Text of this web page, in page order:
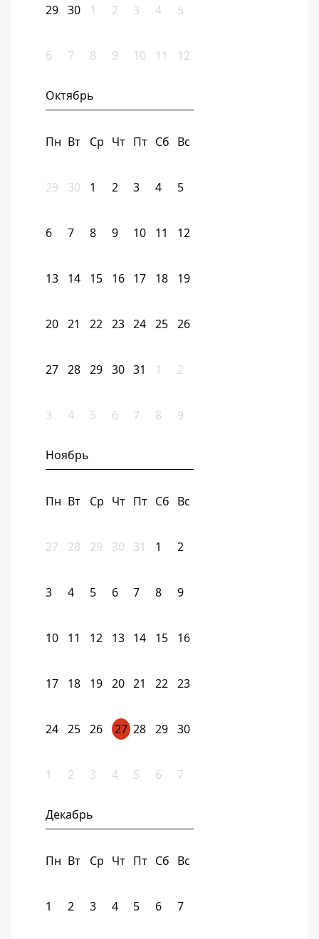
29 30 1 2 3 4 5
6 7 8 9 10 11 12
Октябрь
Пн Вт Ср Чт Пт Сб Вс
29 30 1 2 3 4 5
6 7 8 9 10 11 12
13 14 15 16 17 18 19
20 21 22 23 24 25 26
27 28 29 30 31 1 2
3 4 5 6 7 8 9
Ноябрь
Пн Вт Ср Чт Пт Сб Вс
27 28 29 30 31 1 2
3 4 5 6 7 8 9
10 11 12 13 14 15 16
17 18 19 20 21 22 23
24 25 26 27 28 29 30
1 2 3 4 5 6 7
Декабрь
Пн Вт Ср Чт Пт Сб Вс
1 2 3 4 5 6 7